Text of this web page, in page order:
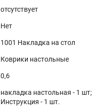
отсутствует
Нет
1001 Накладка на стол
Коврики настольные
0,6
накладка настольная - 1 шт;
Инструкция - 1 шт.